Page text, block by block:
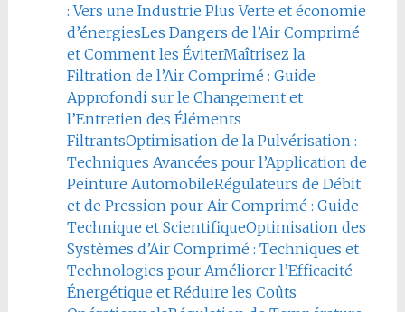
: Vers une Industrie Plus Verte et économie
d’énergiesLes Dangers de l’Air Comprimé
et Comment les ÉviterMaîtrisez la
Filtration de l’Air Comprimé : Guide
Approfondi sur le Changement et
l’Entretien des Éléments
FiltrantsOptimisation de la Pulvérisation :
Techniques Avancées pour l’Application de
Peinture AutomobileRégulateurs de Débit
et de Pression pour Air Comprimé : Guide
Technique et ScientifiqueOptimisation des
Systèmes d’Air Comprimé : Techniques et
Technologies pour Améliorer l’Efficacité
Énergétique et Réduire les Coûts